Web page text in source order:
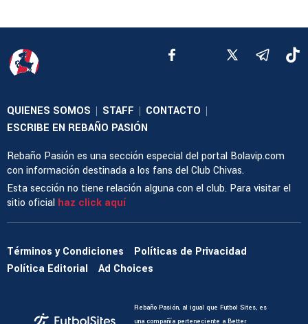
QUIENES SOMOS | STAFF | CONTACTO |
ESCRIBE EN REBAÑO PASIÓN
Rebaño Pasión es una sección especial del portal Bolavip.com
con información destinada a los fans del Club Chivas.
Esta sección no tiene relación alguna con el club. Para visitar el
sitio oficial haz click aquí
Términos y Condiciones
Políticas de Privacidad
Política Editorial
Ad Choices
Rebaño Pasión, al igual que Futbol Sites, es
una compañía perteneciente a Better